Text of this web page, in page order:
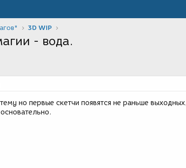
3D WIP
- вода.
но первые скетчи появятся не раньше